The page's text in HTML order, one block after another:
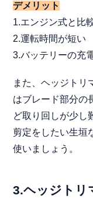
デメリット
1.エンジン式と比
2.運転時間が短い
3.バッテリーの充
また、ヘッジトリ
はブレード部分の
ど取り回しが少し
剪定をしたい生垣
使いましょう。
3.ヘッジトリ